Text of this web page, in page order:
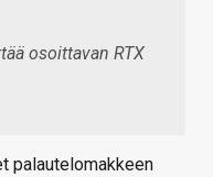
osoittavan RTX
palautelomakkeen